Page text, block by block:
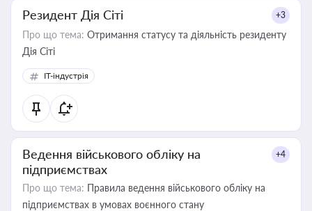
Резидент Дія Сіті +3
Про що тема: Отримання статусу та діяльність резиденту
Дія Сіті
IT-індустрія
Ведення військового обліку на
підприємствах
+4
Про що тема: Правила ведення військового обліку на
підприємствах в умовах воєнного стану